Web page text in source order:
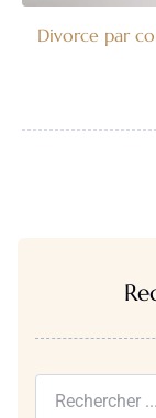
Divorce par